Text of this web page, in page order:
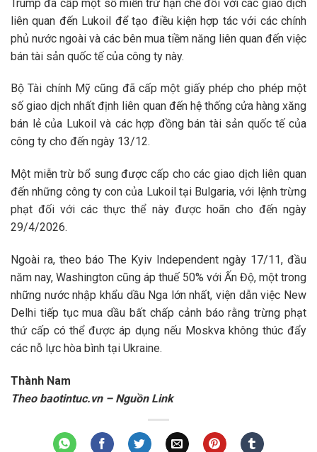
Trump đã cấp một số miễn trừ hạn chế đối với các giao dịch
liên quan đến Lukoil để tạo điều kiện hợp tác với các chính
phủ nước ngoài và các bên mua tiềm năng liên quan đến việc
bán tài sản quốc tế của công ty này.
Bộ Tài chính Mỹ cũng đã cấp một giấy phép cho phép một
số giao dịch nhất định liên quan đến hệ thống cửa hàng xăng
bán lẻ của Lukoil và các hợp đồng bán tài sản quốc tế của
công ty cho đến ngày 13/12.
Một miễn trừ bổ sung được cấp cho các giao dịch liên quan
đến những công ty con của Lukoil tại Bulgaria, với lệnh trừng
phạt đối với các thực thể này được hoãn cho đến ngày
29/4/2026.
Ngoài ra, theo báo The Kyiv Independent ngày 17/11, đầu
năm nay, Washington cũng áp thuế 50% với Ấn Độ, một trong
những nước nhập khẩu dầu Nga lớn nhất, viện dẫn việc New
Delhi tiếp tục mua dầu bất chấp cảnh báo rằng trừng phạt
thứ cấp có thể được áp dụng nếu Moskva không thúc đẩy
các nỗ lực hòa bình tại Ukraine.
Thành Nam
Theo baotintuc.vn – Nguồn Link